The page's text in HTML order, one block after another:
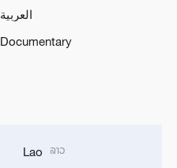
العربية
Documentary
Lao ລາວ